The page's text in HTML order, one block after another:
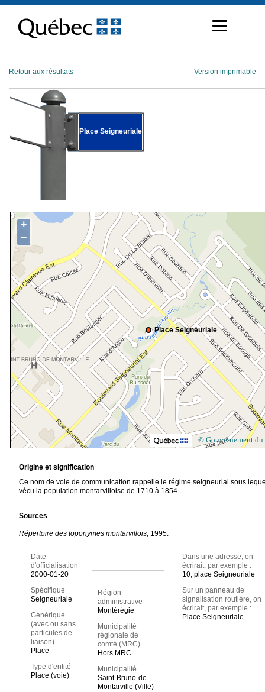
contenu
Retour aux résultats Version imprimable
Place Seigneuriale
Place Seigneuriale
+
−
© Gouvernement du
Origine et signification
Ce nom de voie de communication rappelle le régime seigneurial sous
vécu la population montarvilloise de 1710 à 1854.
Sources
Répertoire des toponymes montarvillois, 1995.
Date
d'officialisation
2000-01-20
Spécifique
Seigneuriale
Générique
(avec ou sans
particules de
liaison)
Place
Type d'entité
Place (voie)
Région
administrative
Montérégie
Municipalité
régionale de
comté (MRC)
Hors MRC
Municipalité
Saint-Bruno-de-
Montarville (Ville)
Dans une adresse, on
écrirait, par exemple :
10, place Seigneuriale
Sur un panneau de
signalisation routière, on
écrirait, par exemple :
Place Seigneuriale